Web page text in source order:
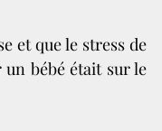
et que le stress de
bébé était sur le